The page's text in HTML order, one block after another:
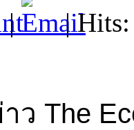
| | Hits: